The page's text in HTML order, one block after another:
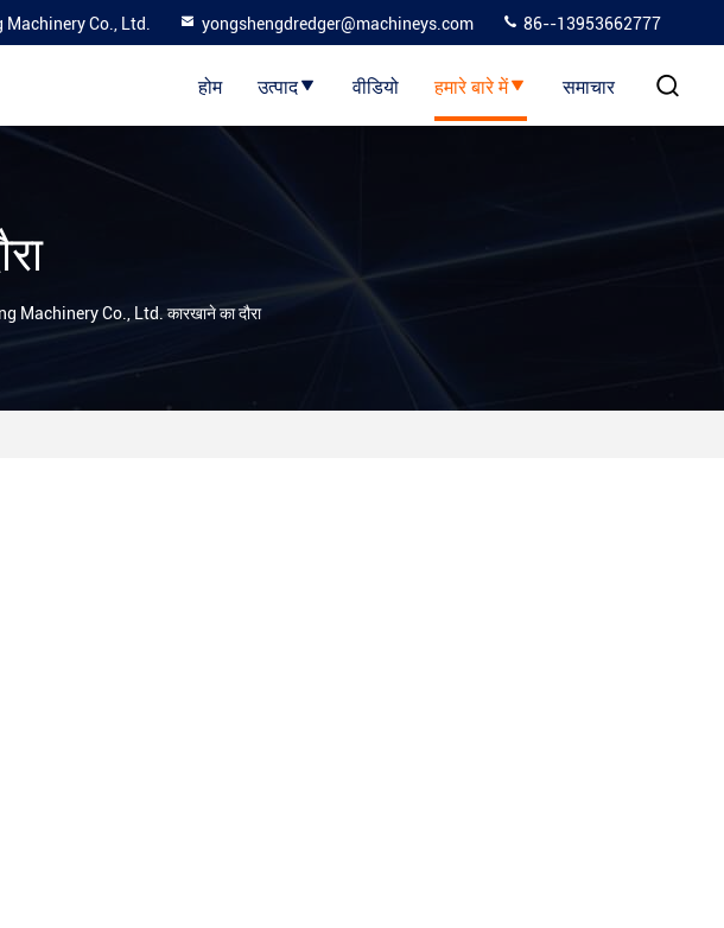
Co., Ltd. yongshengdredger@machineys.com 86--13953662777
होम उत्पाद वीडियो हमारे बारे में समाचार
Co., Ltd. कारखाने का दौरा